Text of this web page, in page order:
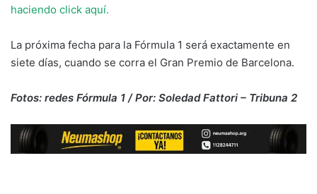
haciendo click aquí.
La próxima fecha para la Fórmula 1 será exactamente en
siete días, cuando se corra el Gran Premio de Barcelona.
Fotos: redes Fórmula 1 / Por: Soledad Fattori – Tribuna 2